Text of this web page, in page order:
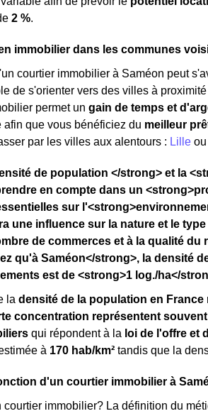
2 %.
immobilier dans les communes
courtier immobilier à Saméon peut
de s'orienter vers des villes à proximité
permet un gain de temps et
afin que vous bénéficiez du meilleur
par les villes aux alentours : Lille ou
de population </strong> et la
en compte dans un
sur
une influence sur la nature et le
de commerces et à la qualité
qu'à Saméon</strong>, la densité
est de <strong>1 log./ha</
la densité de la population en France
concentration représentent
qui répondent à la loi de l'offre et
à 170 hab/km² tandis que la
d'un courtier immobilier à
courtier immobilier? La définition du